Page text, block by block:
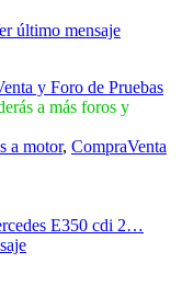
último mensaje
y Foro de Pruebas
a más foros y
a motor, CompraVenta
E350 cdi 2…